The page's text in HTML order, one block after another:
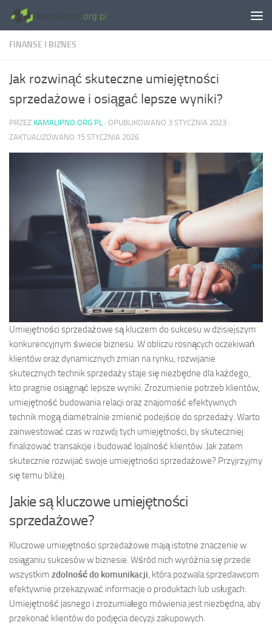
Skip to content
FINANSE I BIZNES
Jak rozwinąć skuteczne umiejętności
sprzedażowe i osiągać lepsze wyniki?
PRZEZ KAMALIPNO.ORG.PL · OPUBLIKOWANO 3 STYCZNIA 2023 ·
ZAKTUALIZOWANO 15 STYCZNIA 2026
Umiejętności sprzedażowe są kluczem do sukcesu w dzisiejszym
konkurencyjnym świecie biznesu. W obliczu rosnących oczekiwań
klientów oraz dynamicznych zmian na rynku, rozwijanie
skutecznych technik sprzedaży staje się niezbędne dla każdego,
kto pragnie osiągnąć lepsze wyniki. Zrozumienie potrzeb klientów,
umiejętność budowania relacji oraz znajomość efektywnych
technik mogą diametralnie zmienić podejście do sprzedaży. Warto
zainwestować czas w rozwój tych umiejętności, by skuteczniej
finalizować transakcje i budować lojalność klientów. Jak zatem
skutecznie rozwijać swoje umiejętności sprzedażowe? Przyjrzyjmy
się temu bliżej.
Jakie są kluczowe umiejętności
sprzedażowe?
Kluczowe umiejętności sprzedażowe mają istotne znaczenie w
osiąganiu sukcesów w biznesie. Wśród nich wyróżnia się przede
wszystkim zdolność do komunikacji, która pozwala sprzedawcom
efektywnie przekazywać informacje o produktach lub usługach.
Umiejętność jasnego i zrozumiałego mówienia jest niezbędna, aby
przekonać klientów do podjęcia decyzji zakupowych.